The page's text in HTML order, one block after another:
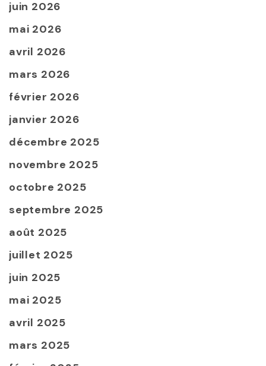
juin 2026
mai 2026
avril 2026
mars 2026
février 2026
janvier 2026
décembre 2025
novembre 2025
octobre 2025
septembre 2025
août 2025
juillet 2025
juin 2025
mai 2025
avril 2025
mars 2025